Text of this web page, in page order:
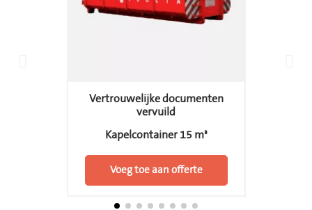
Vertrouwelijke documenten
vervuild
Kapelcontainer 15 m³
Voeg toe aan offerte